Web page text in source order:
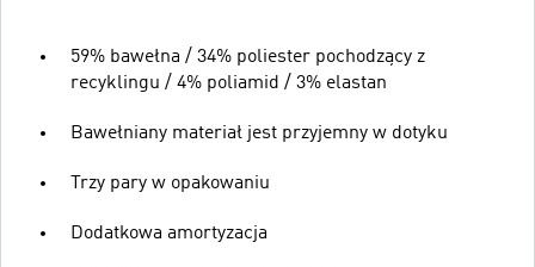
59% bawełna / 34% poliester pochodzący z
recyklingu / 4% poliamid / 3% elastan
Bawełniany materiał jest przyjemny w dotyku
Trzy pary w opakowaniu
Dodatkowa amortyzacja